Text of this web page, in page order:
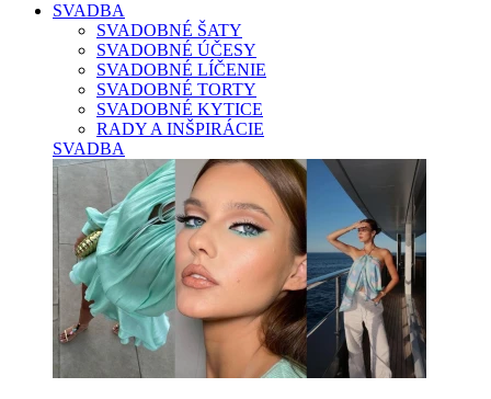
SVADBA
SVADOBNÉ ŠATY
SVADOBNÉ ÚČESY
SVADOBNÉ LÍČENIE
SVADOBNÉ TORTY
SVADOBNÉ KYTICE
RADY A INŠPIRÁCIE
SVADBA